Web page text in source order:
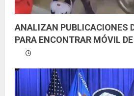
ANALIZAN PUBLICACIONES
PARA ENCONTRAR MÓVIL